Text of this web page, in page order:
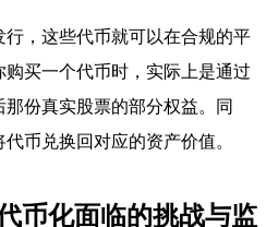
行，这些代币就可以在合规的平
购买一个代币时，实际上是通过
份真实股票的部分权益。同
币兑换回对应的资产价值。
币化面临的挑战与监